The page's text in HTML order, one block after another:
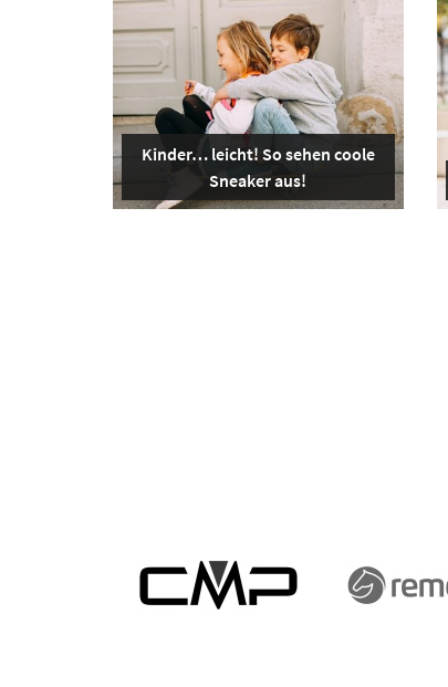
Kinder… leicht! So sehen coole
Sneaker aus!